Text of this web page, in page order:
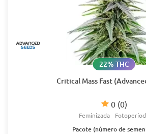
Critical Mass Fast
0 (0)
22% THC
Feminizada
Pacote (número de